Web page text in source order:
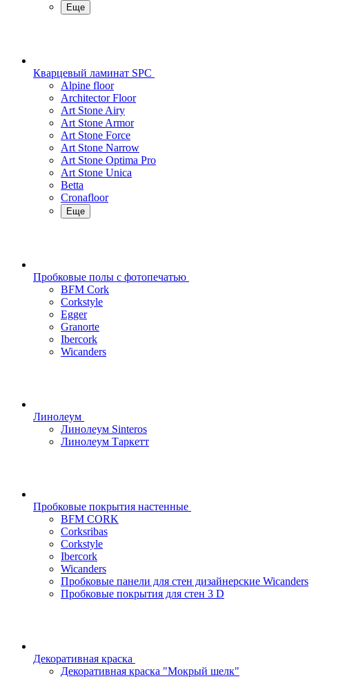
Еще
Кварцевый ламинат SPC
Alpine floor
Architector Floor
Art Stone Airy
Art Stone Armor
Art Stone Force
Art Stone Narrow
Art Stone Optima Pro
Art Stone Unica
Betta
Cronafloor
Еще
Пробковые полы с фотопечатью
BFM Cork
Corkstyle
Egger
Granorte
Ibercork
Wicanders
Линолеум
Линолеум Sinteros
Линолеум Таркетт
Пробковые покрытия настенные
BFM CORK
Corksribas
Corkstyle
Ibercork
Wicanders
Пробковые панели для стен дизайнерские Wicanders
Пробковые покрытия для стен 3 D
Декоративная краска
Декоративная краска "Мокрый шелк"